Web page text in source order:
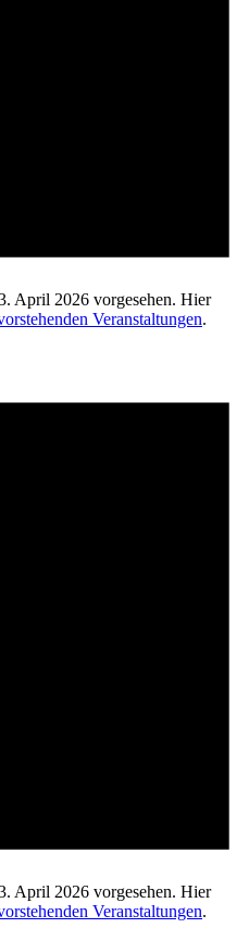
April 2026 vorgesehen. Hier
Veranstaltungen.
April 2026 vorgesehen. Hier
Veranstaltungen.